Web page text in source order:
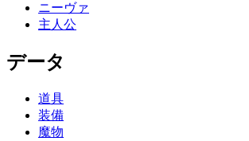
ニーヴァ
主人公
データ
道具
装備
魔物